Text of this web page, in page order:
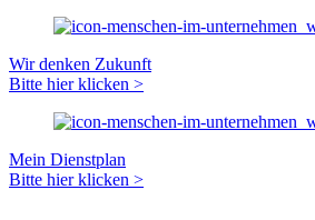
Wir denken Zukunft
Bitte hier klicken >
Mein Dienstplan
Bitte hier klicken >